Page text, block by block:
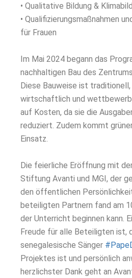
• Qualitative Bildung &
• Qualifizierungsmaßnahmen
für Frauen
Im Mai 2024 begann das
nachhaltigen Bau des
Diese Bauweise ist
wirtschaftlich und
auf Kosten, da sie die
reduziert. Zudem kommt
Einsatz.
Die feierliche Eröffnung mit
Stiftung Avanti und MGI, der
den öffentlichen
beteiligten Partnern fand am
der Unterricht beginnen kann.
Freude für alle Beteiligten ist,
senegalesische Sänger
Projektes ist und persönlich
herzlichster Dank geht an